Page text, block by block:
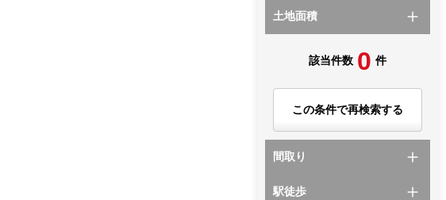
土地面積
該当件数 0 件
この条件で再検索する
間取り
駅徒歩